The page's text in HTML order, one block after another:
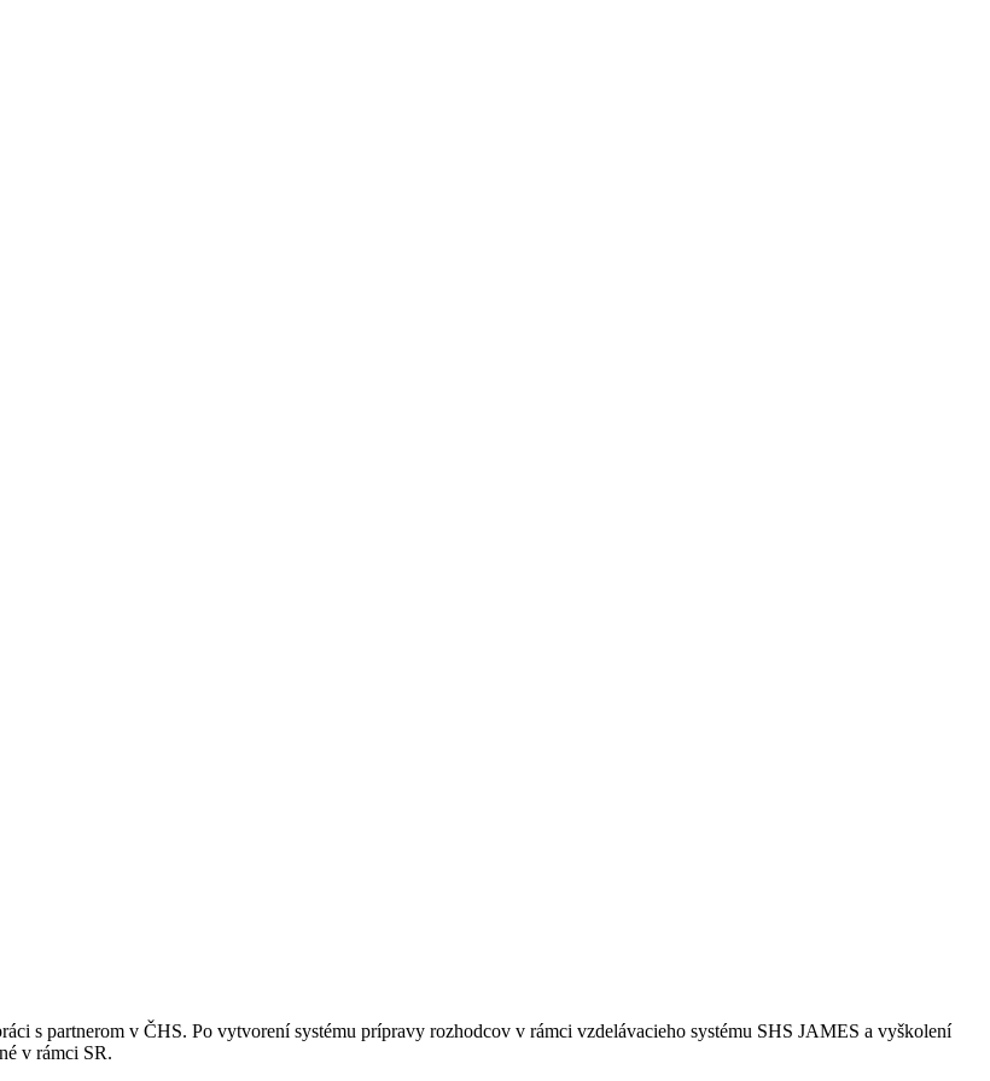
s partnerom v ČHS. Po vytvorení systému prípravy rozhodcov v rámci vzdelávacieho systému SHS JAMES a vyškolení
v rámci SR.